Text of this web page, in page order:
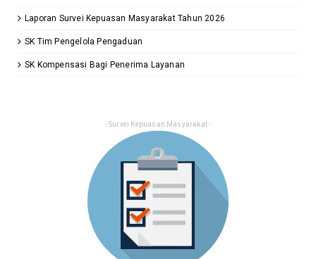
Laporan Survei Kepuasan Masyarakat Tahun 2026
SK Tim Pengelola Pengaduan
SK Kompensasi Bagi Penerima Layanan
- Survei Kepuasan Masyarakat -